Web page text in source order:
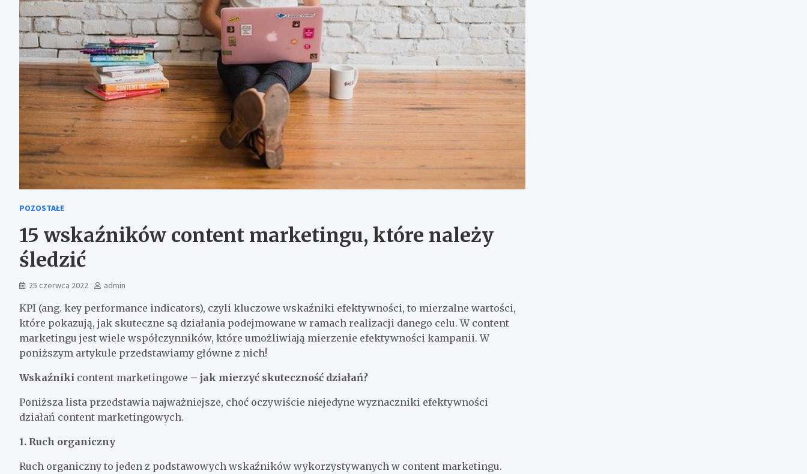
POZOSTAŁE
15 wskaźników content marketingu, które należy
śledzić
25 czerwca 2022 admin
KPI (ang. key performance indicators), czyli kluczowe wskaźniki efektywności, to mierzalne wartości,
które pokazują, jak skuteczne są działania podejmowane w ramach realizacji danego celu. W content
marketingu jest wiele współczynników, które umożliwiają mierzenie efektywności kampanii. W
poniższym artykule przedstawiamy główne z nich!
Wskaźniki content marketingowe – jak mierzyć skuteczność działań?
Poniższa lista przedstawia najważniejsze, choć oczywiście niejedyne wyznaczniki efektywności
działań content marketingowych.
1. Ruch organiczny
Ruch organiczny to jeden z podstawowych wskaźników wykorzystywanych w content marketingu.